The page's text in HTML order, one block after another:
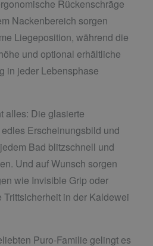
Rückenschräge
Nackenbereich sorgen
Liegeposition, während die
und optional erhältliche
in jeder Lebensphase
alles: Die glasierte
Erscheinungsbild und
Bad blitzschnell und
Und auf Wunsch sorgen
wie Invisible Grip oder
in der Kaldewei
Puro-Familie gelingt es